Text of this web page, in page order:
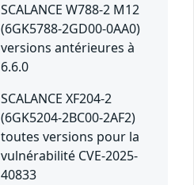
SCALANCE W788-2 M12
(6GK5788-2GD00-0AA0)
versions antérieures à
6.6.0
SCALANCE XF204-2
(6GK5204-2BC00-2AF2)
toutes versions pour la
vulnérabilité CVE-2025-
40833